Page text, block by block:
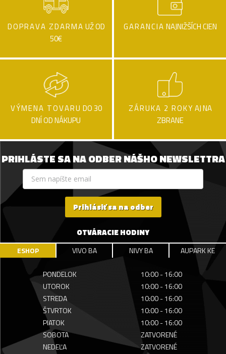
DOPRAVA ZDARMA UŽ OD
50€
GARANCIA NAJNIŽŠÍCH CIEN
VÝMENA TOVARU DO 30
DNÍ OD NÁKUPU
ZÁRUKA 2 ROKY AJ NA
ZBRANE
PRIHLÁSTE SA NA ODBER NÁŠHO NEWSLETTRA
Prihlásiť sa na odber
OTVÁRACIE HODINY
ESHOP VIVO BA NIVY BA AUPARK KE
PONDELOK
10:00 - 16:00
UTOROK
10:00 - 16:00
STREDA
10:00 - 16:00
ŠTVRTOK
10:00 - 16:00
PIATOK
10:00 - 16:00
SOBOTA
ZATVORENÉ
NEDEĽA
ZATVORENÉ